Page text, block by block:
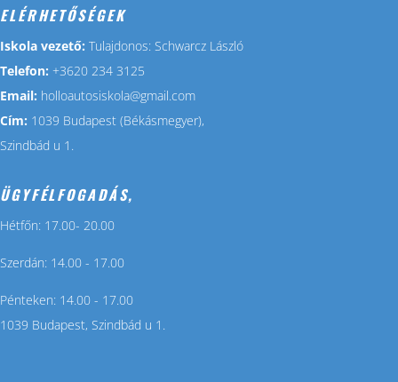
ELÉRHETŐSÉGEK
Iskola vezető: Tulajdonos: Schwarcz László
Telefon: +3620 234 3125
Email: holloautosiskola@gmail.com
Cím: 1039 Budapest (Békásmegyer),
Szindbád u 1.
ÜGYFÉLFOGADÁS,
Hétfőn: 17.00- 20.00
Szerdán: 14.00 - 17.00
Pénteken: 14.00 - 17.00
1039 Budapest, Szindbád u 1.